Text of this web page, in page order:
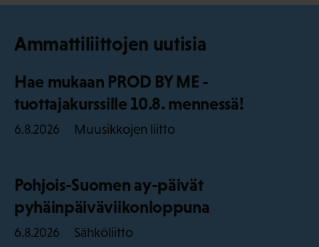
Ammattiliittojen uutisia
Hae mukaan PROD BY ME -
tuottajakurssille 10.8. mennessä!
6.8.2026 Muusikkojen liitto
Pohjois-Suomen ay-päivät
pyhäinpäiväviikonloppuna
6.8.2026 Sähköliitto